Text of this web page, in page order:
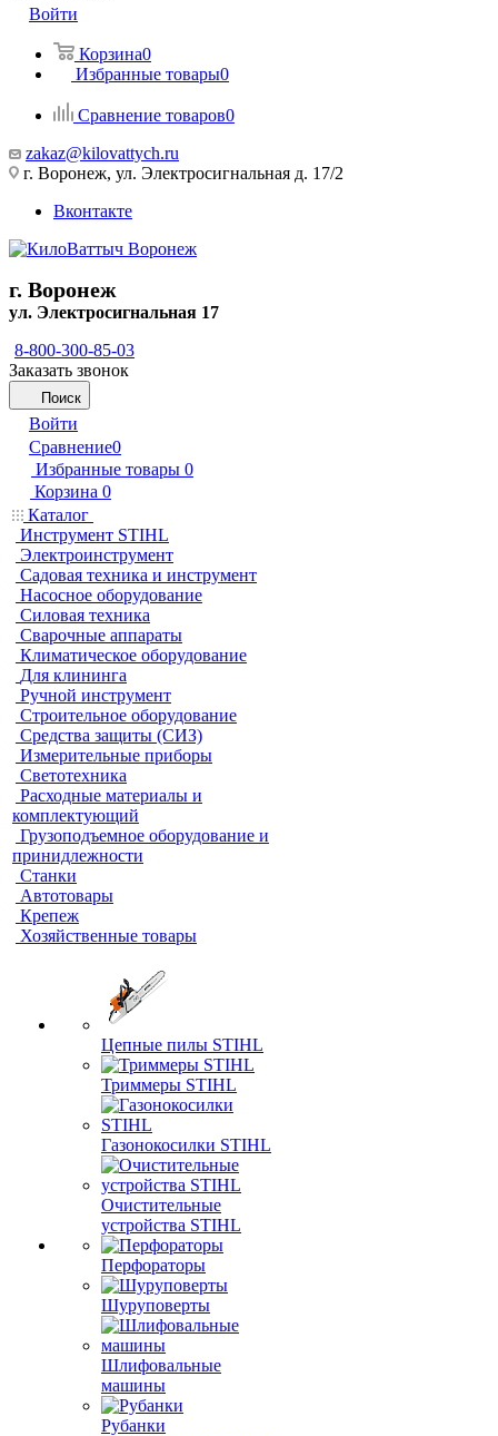
Войти
Корзина0
Избранные товары0
Сравнение товаров0
zakaz@kilovattych.ru
г. Воронеж, ул. Электросигнальная д. 17/2
Вконтакте
г. Воронеж
ул. Электросигнальная 17
8-800-300-85-03
Заказать звонок
Поиск
Войти
Сравнение0
Избранные товары 0
Корзина 0
Каталог
Инструмент STIHL
Электроинструмент
Садовая техника и инструмент
Насосное оборудование
Силовая техника
Сварочные аппараты
Климатическое оборудование
Для клининга
Ручной инструмент
Строительное оборудование
Средства защиты (СИЗ)
Измерительные приборы
Светотехника
Расходные материалы и
комплектующий
Грузоподъемное оборудование и
принидлежности
Станки
Автотовары
Крепеж
Хозяйственные товары
Цепные пилы STIHL
Триммеры STIHL
Газонокосилки STIHL
Очистительные
устройства STIHL
Перфораторы
Шуруповерты
Шлифовальные
машины
Рубанки